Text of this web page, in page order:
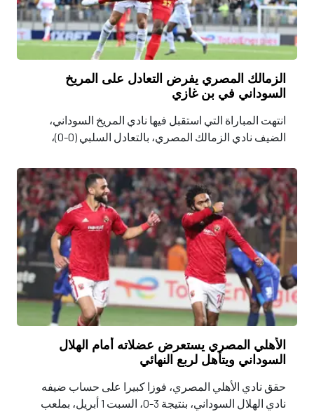
الزمالك المصري يفرض التعادل على المريخ
السوداني في بن غازي
انتهت المباراة التي استقبل فيها نادي المريخ السوداني،
الضيف نادي الزمالك المصري، بالتعادل السلبي (0-0)،
غازي الليبية، لحساب الجولة الثانية من المجموعة الرابعة
في دور المجموعات لرابطة أبطال إفريقيا، توتال إنيرجيز.
تحصل كل من المريخ السوداني والزمالك المصري على
النقطة
الأهلي المصري يستعرض عضلاته أمام الهلال
السوداني ويتأهل لربع النهائي
حقق نادي الأهلي المصري، فوزا كبيرا على حساب ضيفه
نادي الهلال السوداني، بنتيجة 3-0، السبت 1 أبريل، بملعب